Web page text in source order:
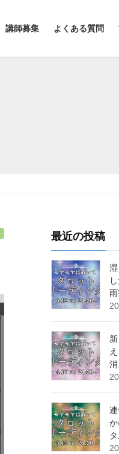
講師募集 よくある質問
最近の投稿